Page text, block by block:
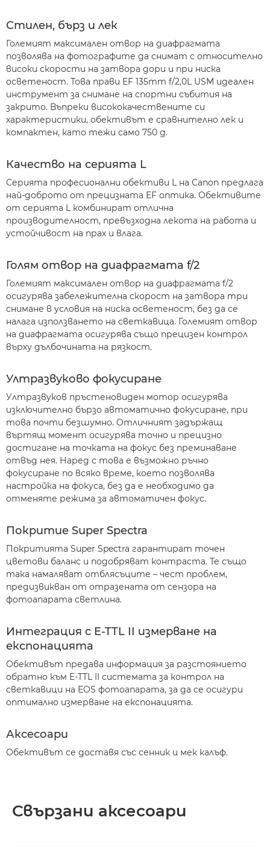
Стилен, бърз и лек
Големият максимален отвор на диафрагмата
позволява на фотографите да снимат с относително
високи скорости на затвора дори и при ниска
осветеност. Това прави EF 135mm f/2,0L USM идеален
инструмент за снимане на спортни събития на
закрито. Въпреки висококачествените си
характеристики, обективът е сравнително лек и
компактен, като тежи само 750 g.
Качество на серията L
Серията професионални обективи L на Canon предлага
най-доброто от прецизната ЕF оптика. Обективите
от серията L комбинират отлична
производителност, превъзходна лекота на работа и
устойчивост на прах и влага.
Голям отвор на диафрагмата f/2
Големият максимален отвор на диафрагмата f/2
осигурява забележителна скорост на затвора три
снимане в условия на ниска осветеност, без да се
налага използването на светкавица. Големият отвор
на диафрагмата осигурява също прецизен контрол
върху дълбочината на рязкост.
Ултразвуково фокусиране
Ултразвуков пръстеновиден мотор осигурява
изключително бързо автоматично фокусиране, при
това почти безшумно. Отличният задържащ
въртящ момент осигурява точно и прецизно
достигане на точката на фокус без преминаване
отвъд нея. Наред с това е възможно ръчно
фокусиране по всяко време, което позволява
настройка на фокуса, без да е необходимо да
отменяте режима за автоматичен фокус.
Покритие Super Spectra
Покритията Super Spectra гарантират точен
цветови баланс и подобряват контраста. Те също
така намаляват отблясъците – чест проблем,
предизвикван от отразената от сензора на
фотоапарата светлина.
Интеграция с E-TTL II измерване на
експонацията
Обективът предава информация за разстоянието
обратно към E-TTL II системата за контрол на
светкавици на EOS фотоапарата, за да се осигури
оптимално измерване на експонацията.
Аксесоари
Обективът се доставя със сенник и мек калъф.
Свързани аксесоари